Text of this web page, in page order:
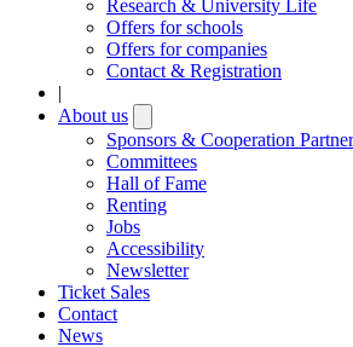
Research & University Life
Offers for schools
Offers for companies
Contact & Registration
|
About us
submenu
Sponsors & Cooperation
Committees
Hall of Fame
Renting
Jobs
Accessibility
Newsletter
Ticket Sales
Contact
News